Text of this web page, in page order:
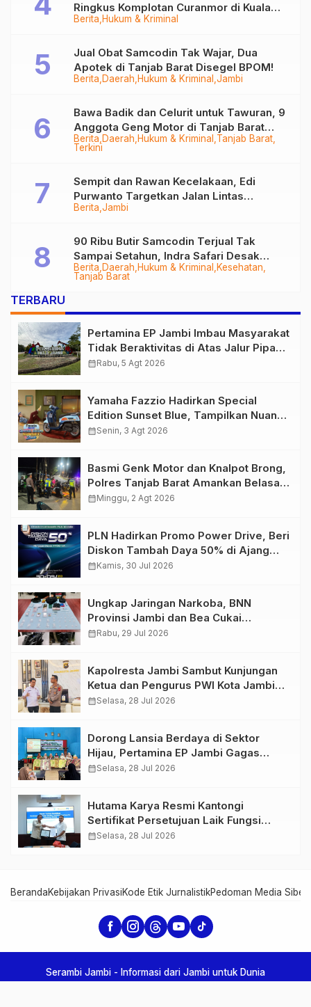
Berita Hukum & Kriminal
Ringkus Komplotan Curanmor di Kuala
Tungkal
Berita Daerah Hukum & Kriminal Jambi
Jual Obat Samcodin Tak Wajar, Dua
Apotek di Tanjab Barat Disegel BPOM!
Berita Daerah Hukum & Kriminal Tanjab Barat
Terkini
Bawa Badik dan Celurit untuk Tawuran, 9
Anggota Geng Motor di Tanjab Barat
Diringkus
Berita Jambi
Sempit dan Rawan Kecelakaan, Edi
Purwanto Targetkan Jalan Lintas
Tungkal-Jambi Mulus di 2028
Berita Daerah Hukum & Kriminal
Kesehatan
Tanjab Barat
90 Ribu Butir Samcodin Terjual Tak
Sampai Setahun, Indra Safari Desak
Audit Menyeluruh
TERBARU
Pertamina EP Jambi Imbau Masyarakat
Tidak Beraktivitas di Atas Jalur Pipa
Migas Demi Keselamatan Bersama
calendar_monthRabu, 5 Agt 2026
Yamaha Fazzio Hadirkan Special
Edition Sunset Blue, Tampilkan Nuansa
Retro Summer yang Semakin Skena
calendar_monthSenin, 3 Agt 2026
Basmi Genk Motor dan Knalpot Brong,
Polres Tanjab Barat Amankan Belasan
Kendaraan
calendar_monthMinggu, 2 Agt 2026
PLN Hadirkan Promo Power Drive, Beri
Diskon Tambah Daya 50% di Ajang
GIIAS 2026
calendar_monthKamis, 30 Jul 2026
Ungkap Jaringan Narkoba, BNN
Provinsi Jambi dan Bea Cukai
Amankan Sembilan Pelaku beserta
calendar_monthRabu, 29 Jul 2026
Kapolresta Jambi Sambut Kunjungan
Ketua dan Pengurus PWI Kota Jambi
Perkuat Sinergi dan Kolaborasi
calendar_monthSelasa, 28 Jul 2026
Dorong Lansia Berdaya di Sektor
Hijau, Pertamina EP Jambi Gagas
Lansiapreneur Batik Eco-Print
calendar_monthSelasa, 28 Jul 2026
Hutama Karya Resmi Kantongi
Sertifikat Persetujuan Laik Fungsi
Struktur Jembatan Musi V Tol
calendar_monthSelasa, 28 Jul 2026
BerandaKebijakan PrivasiKode Etik JurnalistikPedoman Media Siber
Serambi Jambi - Informasi dari Jambi untuk Dunia